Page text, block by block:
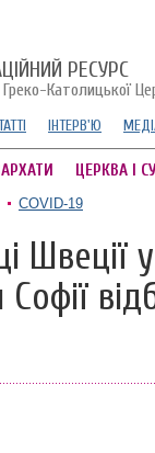
РЕСУРС
Греко-Католицької
ІНТЕРВ'Ю
ЦЕРКВА І
COVID-19
Швеції
Софії